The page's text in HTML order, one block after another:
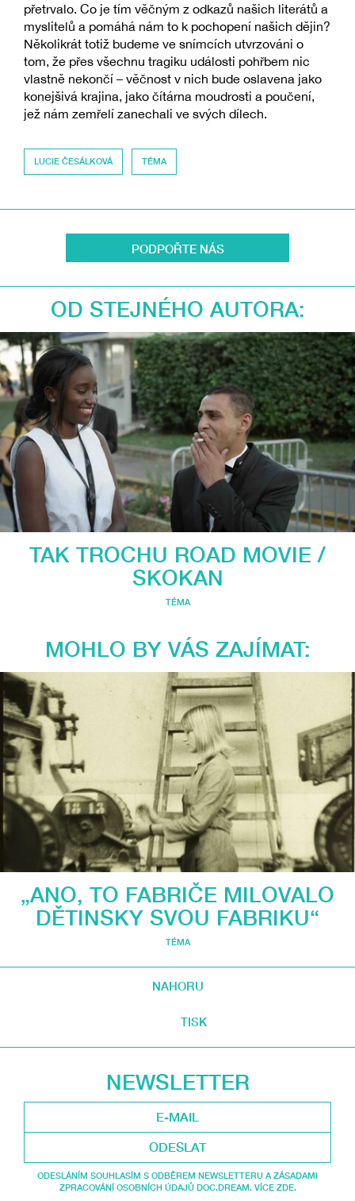
přetrvalo. Co je tím věčným z odkazů našich literátů a
myslitelů a pomáhá nám to k pochopení našich dějin?
Několikrát totiž budeme ve snímcích utvrzováni o
tom, že přes všechnu tragiku události pohřbem nic
vlastně nekončí – věčnost v nich bude oslavena jako
konejšivá krajina, jako čítárna moudrosti a poučení,
jež nám zemřelí zanechali ve svých dílech.
LUCIE ČESÁLKOVÁ TÉMA
PODPOŘTE NÁS
OD STEJNÉHO AUTORA:
TAK TROCHU ROAD MOVIE /
SKOKAN
TÉMA
MOHLO BY VÁS ZAJÍMAT:
„ANO, TO FABRIČE MILOVALO
DĚTINSKY SVOU FABRIKU“
TÉMA
NAHORU
TISK
NEWSLETTER
ODESLAT
ODESLÁNÍM SOUHLASÍM S ODBĚREM NEWSLETTERU A ZÁSADAMI
ZPRACOVÁNÍ OSOBNÍCH ÚDAJŮ DOC.DREAM. VÍCE ZDE.